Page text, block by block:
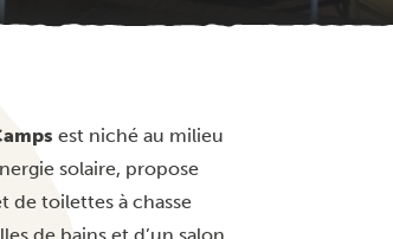
est niché au milieu
solaire, propose
de toilettes à chasse